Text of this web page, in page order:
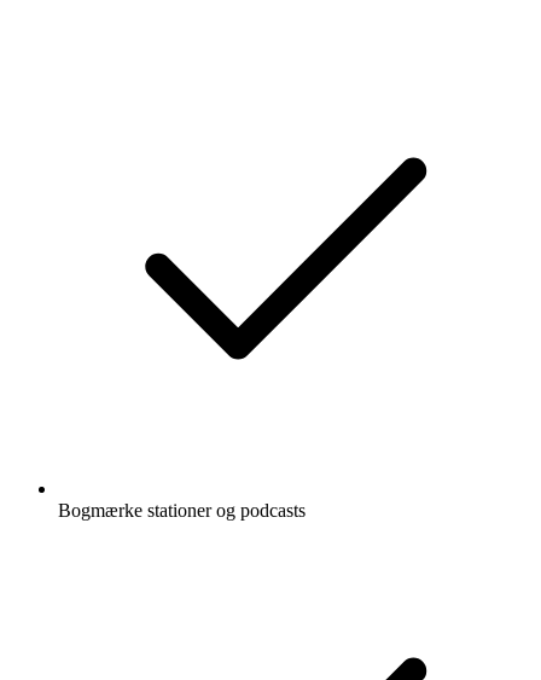
Bogmærke stationer og podcasts